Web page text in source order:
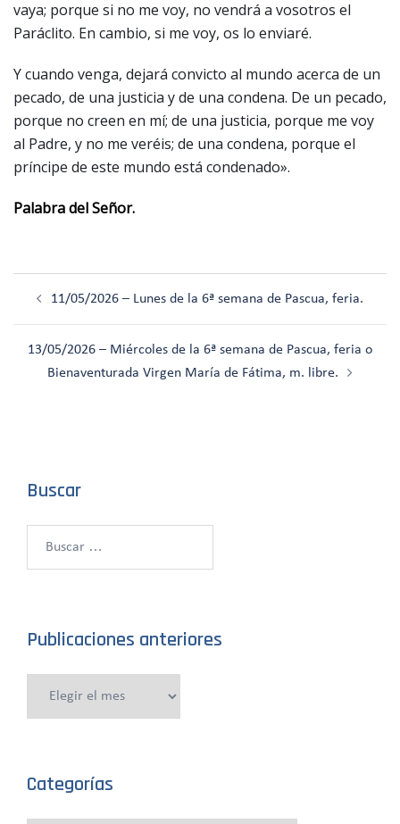
vaya; porque si no me voy, no vendrá a vosotros el
Paráclito. En cambio, si me voy, os lo enviaré.
Y cuando venga, dejará convicto al mundo acerca de un
pecado, de una justicia y de una condena. De un pecado,
porque no creen en mí; de una justicia, porque me voy
al Padre, y no me veréis; de una condena, porque el
príncipe de este mundo está condenado».
Palabra del Señor.
11/05/2026 – Lunes de la 6ª semana de Pascua, feria.
13/05/2026 – Miércoles de la 6ª semana de Pascua, feria o
Bienaventurada Virgen María de Fátima, m. libre.
Buscar
Publicaciones anteriores
Categorías